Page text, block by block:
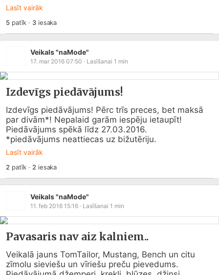
Lasīt vairāk
5patīk · 3iesaka
Veikals "naMode"
17. mar 2016 07:50 · Lasīšanai 1 min
Izdevīgs piedāvājums!
Izdevīgs piedāvājums! Pērc trīs preces, bet maksā
par divām*! Nepalaid garām iespēju ietaupīt!
Piedāvājums spēkā līdz 27.03.2016.
*piedāvājums neattiecas uz bižutēriju.
Lasīt vairāk
2 patīk · 2 iesaka
Veikals "naMode"
11. feb 2016 15:16 · Lasīšanai 1 min
Pavasaris nav aiz kalniem..
Veikalā jauns TomTailor, Mustang, Bench un citu
zīmolu sieviešu un vīriešu preču pievedums.